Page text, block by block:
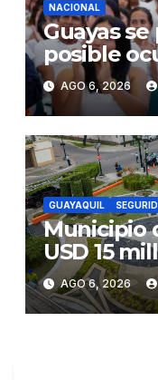
NACIONAL
Guayas
posible
fenómeno
Gobierno
2.500
AGO 6, 2026
GUAYAQUIL
Municipio
USD 15
SEGURA
seguridad
AGO 6, 2026